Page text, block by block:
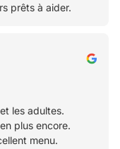
prêts à aider.
les adultes.
plus encore.
menu.